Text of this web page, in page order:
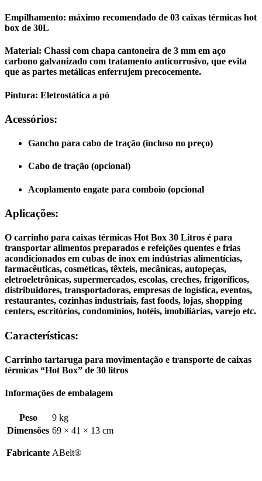
Empilhamento: máximo recomendado de 03 caixas térmicas hot
box de 30L
Material: Chassi com chapa cantoneira de 3 mm em aço
carbono galvanizado com tratamento anticorrosivo, que evita
que as partes metálicas enferrujem precocemente.
Pintura: Eletrostática a pó
Acessórios:
Gancho para cabo de tração (incluso no preço)
Cabo de tração (opcional)
Acoplamento engate para comboio (opcional
Aplicações:
O carrinho para caixas térmicas Hot Box 30 Litros é para
transportar alimentos preparados e refeições quentes e frias
acondicionados em cubas de inox em indústrias alimentícias,
farmacêuticas, cosméticas, têxteis, mecânicas, autopeças,
eletroeletrônicas, supermercados, escolas, creches, frigoríficos,
distribuidores, transportadoras, empresas de logística, eventos,
restaurantes, cozinhas industriais, fast foods, lojas, shopping
centers, escritórios, condomínios, hotéis, imobiliárias, varejo etc.
Características:
Carrinho tartaruga para movimentação e transporte de caixas
térmicas “Hot Box” de 30 litros
Informações de embalagem
Peso
9 kg
Dimensões 69 × 41 × 13 cm
Fabricante ABelt®